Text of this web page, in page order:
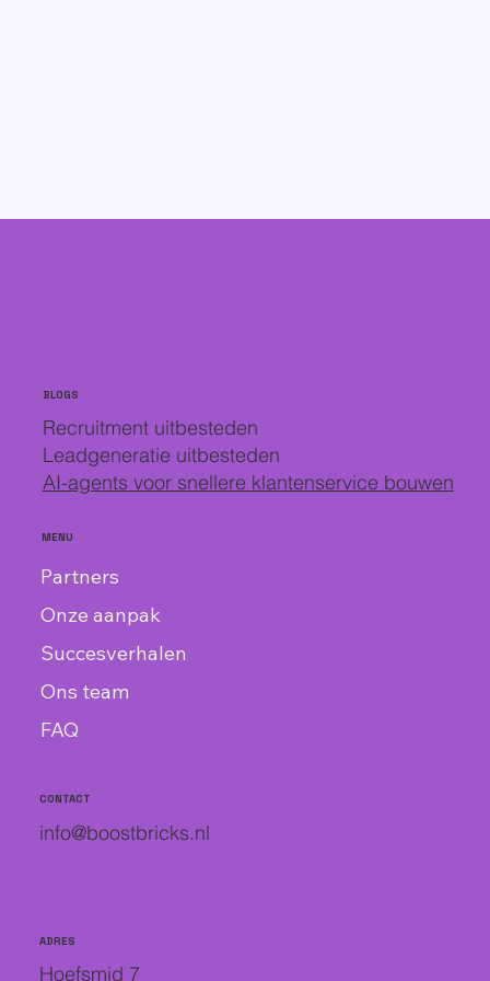
BLOGS
Recruitment uitbesteden
Leadgeneratie uitbesteden
AI-agents voor snellere klantenservice bouwen
MENU
Partners
Onze aanpak
Succesverhalen
Ons team
FAQ
CONTACT
info@boostbricks.nl
ADRES
Hoefsmid 7